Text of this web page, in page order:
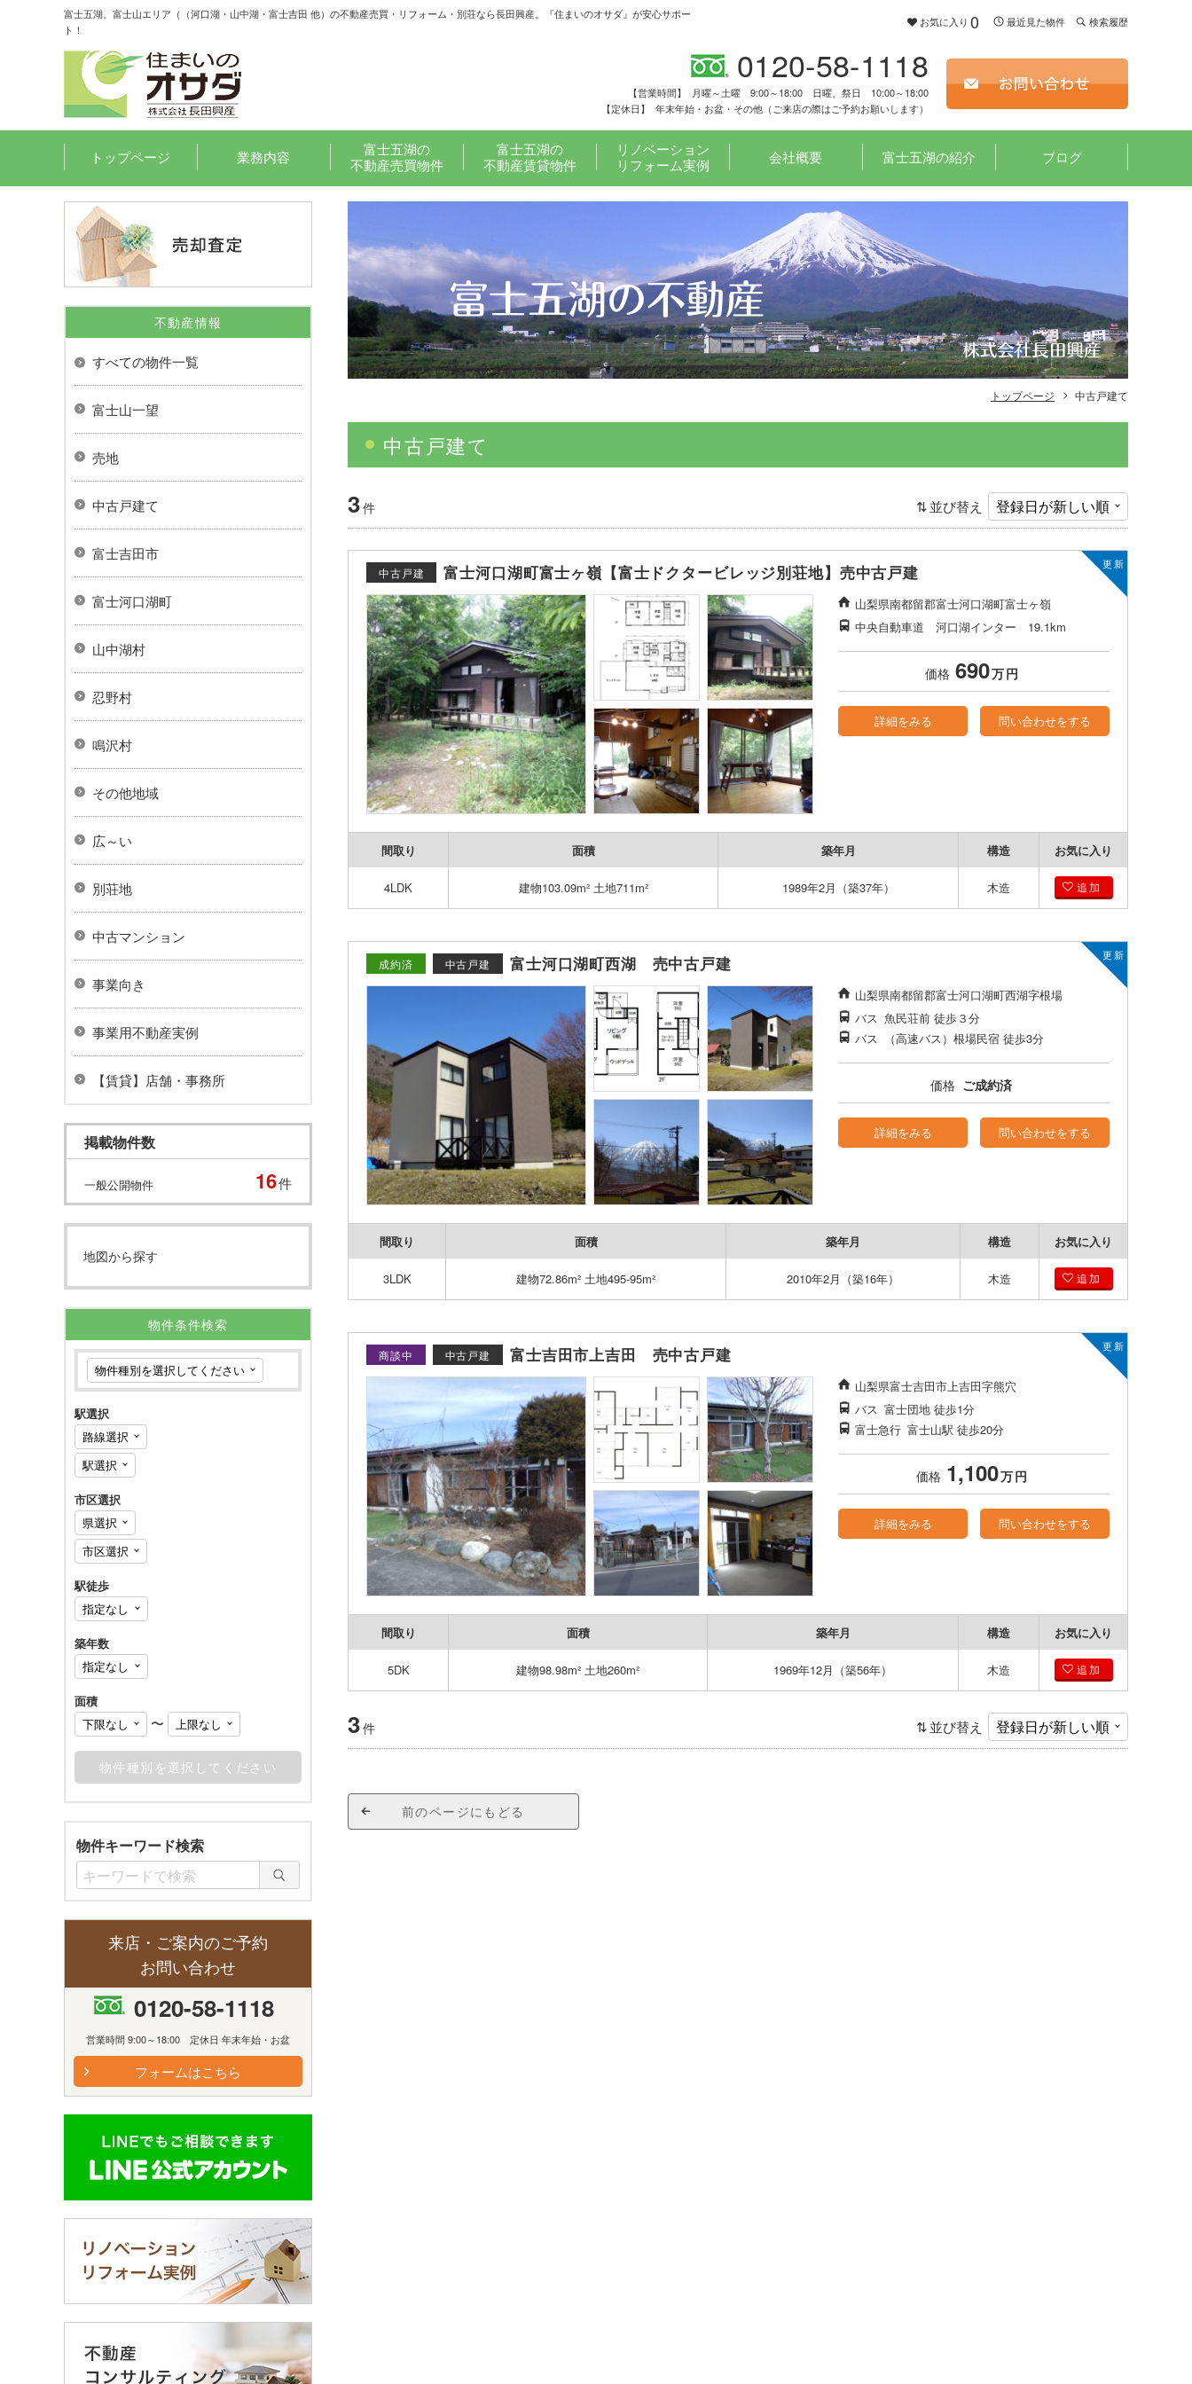
富士五湖、富士山エリア（（河口湖・山中湖・富士吉田 他）の不動産売買・リフォーム・別荘なら長田興産。『住まいのオサダ』が安心サポー
ト！
お気に入り 0 最近見た物件 検索履歴
0120-58-1118
【営業時間】
月曜～土曜 9:00～18:00 日曜、祭日 10:00～18:00
【定休日】
年末年始・お盆・その他（ご来店の際はご予約お願いします）
トップページ 業務内容
富士五湖の
不動産売買物件
富士五湖の
不動産賃貸物件
リノベーション
リフォーム実例
会社概要 富士五湖の紹介 ブログ
トップページ 中古戸建て
中古戸建て
並び替え
3件
中古戸建 富士河口湖町富士ヶ嶺【富士ドクタービレッジ別荘地】売中古戸建
山梨県南都留郡富士河口湖町富士ヶ嶺
中央自動車道 河口湖インター 19.1km
価格 690万円
詳細をみる 問い合わせをする
間取り 面積 築年月 構造 お気に入り
4LDK 建物103.09m² 土地711m² 1989年2月（築37年） 木造 追加
成約済 中古戸建 富士河口湖町西湖 売中古戸建
山梨県南都留郡富士河口湖町西湖字根場
バス 魚民荘前 徒歩３分
バス
（高速バス）根場民宿 徒歩3分
価格 ご成約済
詳細をみる 問い合わせをする
間取り 面積 築年月 構造 お気に入り
3LDK 建物72.86m² 土地495-95m² 2010年2月（築16年） 木造 追加
商談中 中古戸建 富士吉田市上吉田 売中古戸建
山梨県富士吉田市上吉田字熊穴
バス 富士団地 徒歩1分
富士急行 富士山駅 徒歩20分
価格 1,100万円
詳細をみる 問い合わせをする
間取り 面積 築年月 構造 お気に入り
5DK 建物98.98m² 土地260m² 1969年12月（築56年） 木造 追加
並び替え
3件
前のページにもどる
不動産情報
すべての物件一覧
富士山一望
売地
中古戸建て
富士吉田市
富士河口湖町
山中湖村
忍野村
鳴沢村
その他地域
広～い
別荘地
中古マンション
事業向き
事業用不動産実例
【賃貸】店舗・事務所
掲載物件数
一般公開物件 16件
地図から探す
物件条件検索
駅選択
市区選択
駅徒歩
築年数
面積
〜
物件キーワード検索
来店・ご案内のご予約
お問い合わせ
0120-58-1118
営業時間 9:00～18:00 定休日 年末年始・お盆
フォームはこちら